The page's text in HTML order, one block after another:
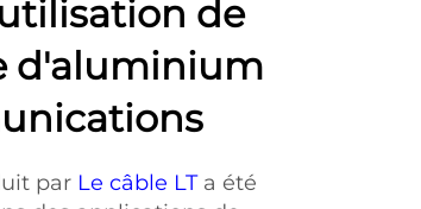
de
d'aluminium
par Le câble LT a été